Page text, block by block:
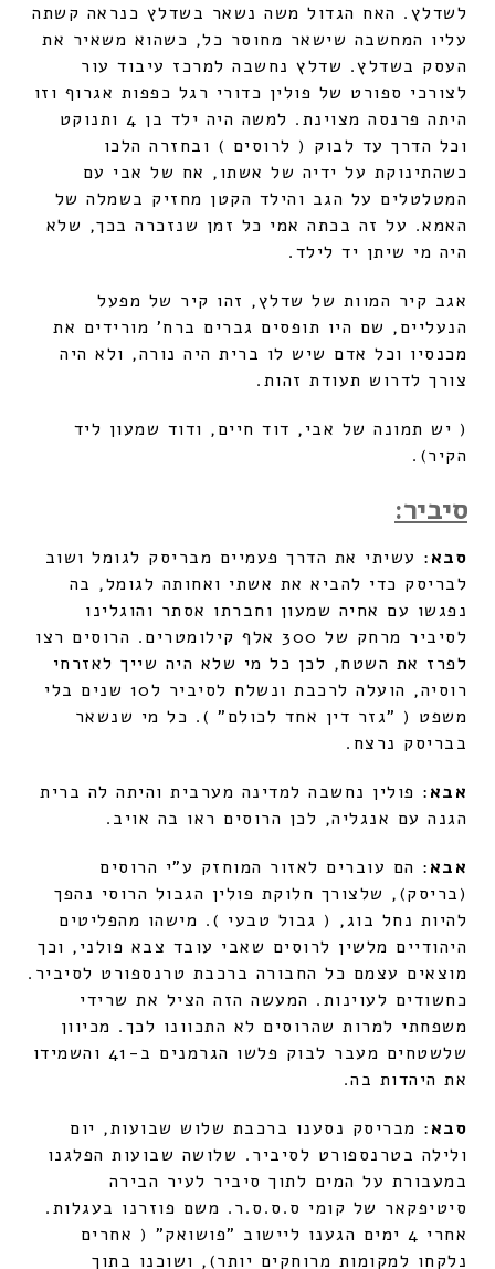
לשדלץ. האח הגדול משה נשאר בשדלץ כנראה קשתה
עליו המחשבה שישאר מחוסר כל, כשהוא משאיר את
העסק בשדלץ. שדלץ נחשבה למרכז עיבוד עור
לצורכי ספורט של פולין כדורי רגל כפפות אגרוף וזו
היתה פרנסה מצוינת. למשה היה ילד בן 4 ותנוקט
וכל הדרך עד לבוק ( לרוסים ) ובחזרה הלכו
כשהתינוקת על ידיה של אשתו, אח של אבי עם
המטלטלים על הגב והילד הקטן מחזיק בשמלה של
האמא. על זה בכתה אמי כל זמן שנזכרה בכך, שלא
היה מי שיתן יד לילד.
אגב קיר המוות של שדלץ, זהו קיר של מפעל
הנעליים, שם היו תופסים גברים ברח' מורידים את
מכנסיו וכל אדם שיש לו ברית היה נורה, ולא היה
צורך לדרוש תעודת זהות.
( יש תמונה של אבי, דוד חיים, ודוד שמעון ליד
הקיר).
סיביר:
סבא: עשיתי את הדרך פעמיים מבריסק לגומל ושוב
לבריסק כדי להביא את אשתי ואחותה לגומל, בה
נפגשו עם אחיה שמעון וחברתו אסתר והוגלינו
לסיביר מרחק של 300 אלף קילומטרים. הרוסים רצו
לפרז את השטח, לכן כל מי שלא היה שייך לאזרחי
רוסיה, הועלה לרכבת ונשלח לסיביר ל10 שנים בלי
משפט ( "גזר דין אחד לכולם" ). כל מי שנשאר
בבריסק נרצח.
אבא: פולין נחשבה למדינה מערבית והיתה לה ברית
הגנה עם אנגליה, לכן הרוסים ראו בה אויב.
אבא: הם עוברים לאזור המוחזק ע"י הרוסים
(בריסק), שלצורך חלוקת פולין הגבול הרוסי נהפך
להיות נחל בוג, ( גבול טבעי ). מישהו מהפליטים
היהודיים מלשין לרוסים שאבי עובד צבא פולני, וכך
מוצאים עצמם כל החבורה ברכבת טרנספורט לסיביר.
כחשודים לעוינות. המעשה הזה הציל את שרידי
משפחתי למרות שהרוסים לא התכוונו לכך. מכיוון
שלשטחים מעבר לבוק פלשו הגרמנים ב-41 והשמידו
את היהדות בה.
סבא: מבריסק נסענו ברכבת שלוש שבועות, יום
ולילה בטרנספורט לסיביר. שלושה שבועות הפלגנו
במעבורת על המים לתוך סיביר לעיר הבירה
סיטיפקאר של קומי ס.ס.ס.ר. משם פוזרנו בעגלות.
אחרי 4 ימים הגענו ליישוב "פושואק" ( אחרים
נלקחו למקומות מרוחקים יותר), ושוכנו בתוך